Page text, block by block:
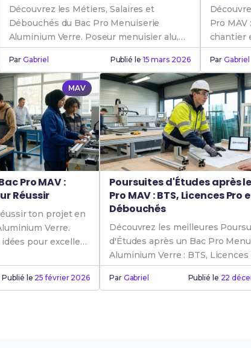
Découvrez les Métiers, Salaires et
Débouchés du Bac Pro Menuiserie
Aluminium Verre. Poseur menuisier alu,
façadier, technicien : votre Carrière vous
attend !
ParGabriel Publié le 15 mars 2026
Pro
chantier
ParGabriel
MAV
Pro MAV :
Réussir
ton projet en
Verre.
pour exceller
Publié le 25 février 2026
Poursuites d'Études après
Pro MAV : BTS, Licences Pro
Débouchés
Découvrez les meilleures
d'Études après un Bac Pro
Aluminium Verre : BTS,
conseils Parcoursup.
Par Gabriel Publié le 22